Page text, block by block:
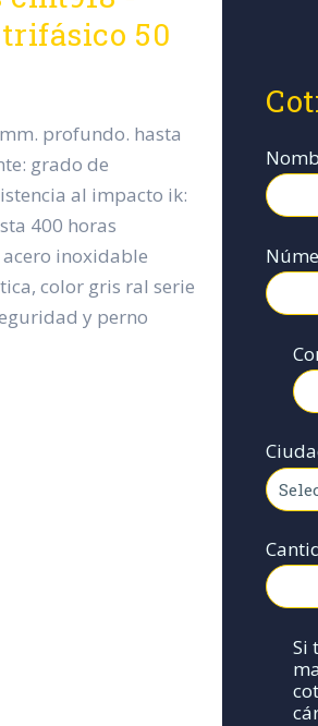
50
profundo. hasta
grado de
al impacto ik:
400 horas
inoxidable
color gris ral serie
y perno
Si